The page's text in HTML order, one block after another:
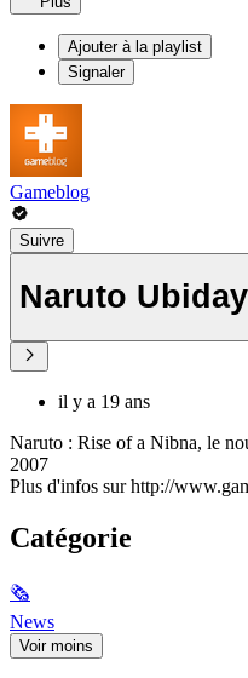
Ajouter à la playlist
Signaler
Gameblog
Suivre
Naruto
il y a 19 ans
Naruto : Rise of a Nibna, le
2007
Plus d'infos sur http://
Catégorie
🗞
News
Voir moins